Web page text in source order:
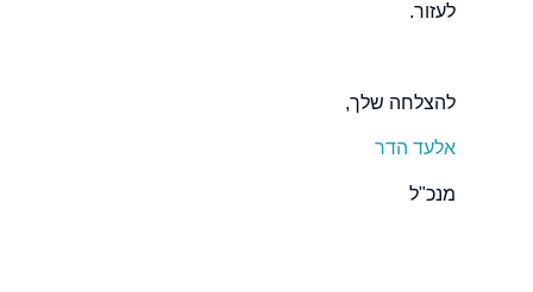
לעזור.
להצלחה שלך,
אלעד הדר
מנכ"ל